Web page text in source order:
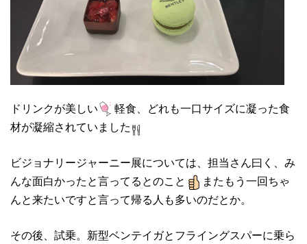
ドリンクが美しい
軽食、どれも一口サイズに凝った食
材が凝縮されていました
ビジョナリージャーニー展については、担当さん曰く、み
んな面白かったと言ってるとのこと
またもう一回ちゃ
んと来たいですと言って帰る人も多いのだとか。
その後、試乗。新型ベンテイガとフライングスパーに乗ら